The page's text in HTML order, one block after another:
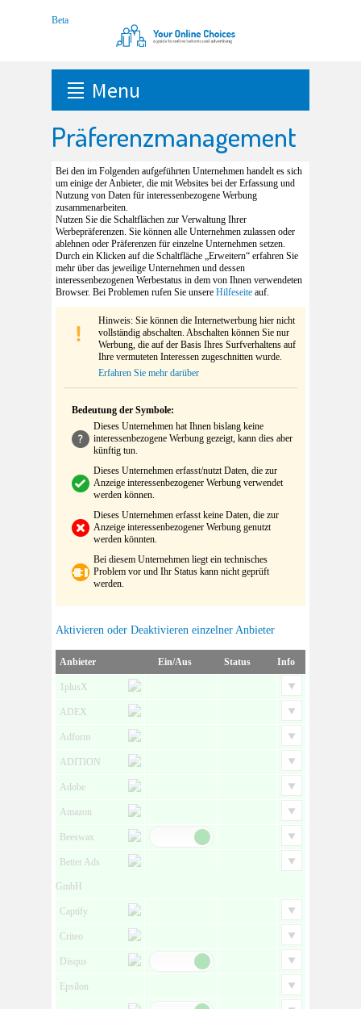
Menu
Präferenzmanagement
Bei den im Folgenden aufgeführten Unternehmen handelt es sich
um einige der Anbieter, die mit Websites bei der Erfassung und
Nutzung von Daten für interessenbezogene Werbung
zusammenarbeiten.
Nutzen Sie die Schaltflächen zur Verwaltung Ihrer
Werbepräferenzen. Sie können alle Unternehmen zulassen oder
ablehnen oder Präferenzen für einzelne Unternehmen setzen.
Durch ein Klicken auf die Schaltfläche „Erweitern“ erfahren Sie
mehr über das jeweilige Unternehmen und dessen
interessenbezogenen Werbestatus in dem von Ihnen verwendeten
Browser. Bei Problemen rufen Sie unsere Hilfeseite auf.
Hinweis: Sie können die Internetwerbung hier nicht
vollständig abschalten. Abschalten können Sie nur
Werbung, die auf der Basis Ihres Surfverhaltens auf
Ihre vermuteten Interessen zugeschnitten wurde.
Erfahren Sie mehr darüber
Bedeutung der Symbole:
Dieses Unternehmen hat Ihnen bislang keine
interessenbezogene Werbung gezeigt, kann dies aber
künftig tun.
Dieses Unternehmen erfasst/nutzt Daten, die zur
Anzeige interessenbezogener Werbung verwendet
werden können.
Dieses Unternehmen erfasst keine Daten, die zur
Anzeige interessenbezogener Werbung genutzt
werden könnten.
Bei diesem Unternehmen liegt ein technisches
Problem vor und Ihr Status kann nicht geprüft
werden.